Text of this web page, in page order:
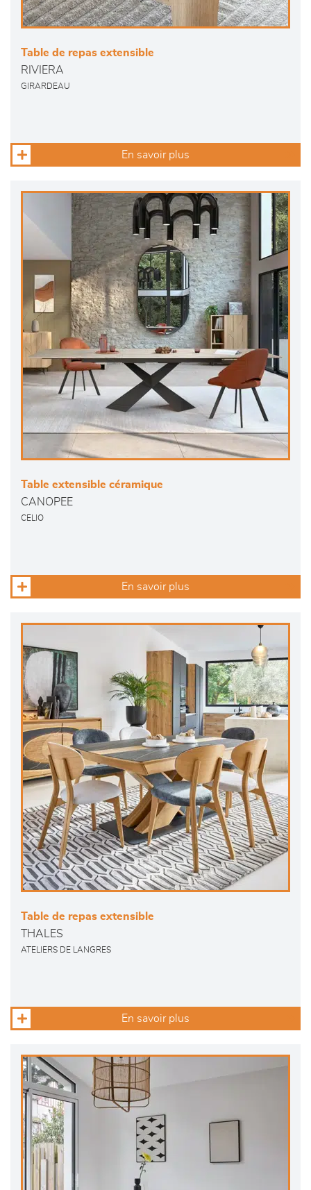
Table de repas extensible
RIVIERA
GIRARDEAU
En savoir plus
Table extensible céramique
CANOPEE
CELIO
En savoir plus
Table de repas extensible
THALES
ATELIERS DE LANGRES
En savoir plus